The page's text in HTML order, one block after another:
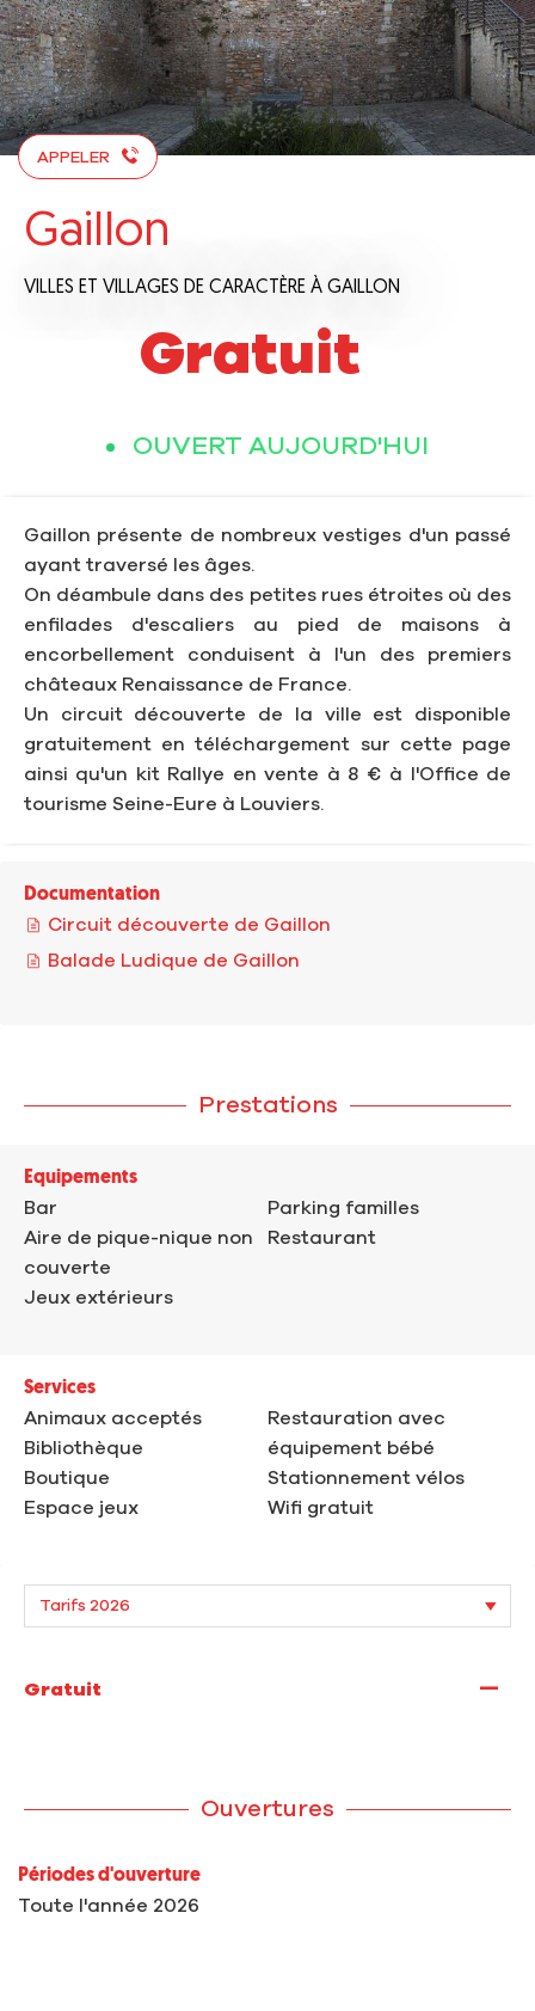
APPELER
Gaillon
VILLES ET VILLAGES DE CARACTÈRE À GAILLON
Gratuit
OUVERT AUJOURD'HUI
Gaillon présente de nombreux vestiges d'un passé
ayant traversé les âges.
On déambule dans des petites rues étroites où des
enfilades d'escaliers au pied de maisons à
encorbellement conduisent à l'un des premiers
châteaux Renaissance de France.
Un circuit découverte de la ville est disponible
gratuitement en téléchargement sur cette page
ainsi qu'un kit Rallye en vente à 8 € à l'Office de
tourisme Seine-Eure à Louviers.
Documentation
Circuit découverte de Gaillon
Balade Ludique de Gaillon
Prestations
Equipements
Bar
Aire de pique-nique non
couverte
Jeux extérieurs
Parking familles
Restaurant
Services
Animaux acceptés
Bibliothèque
Boutique
Espace jeux
Restauration avec
équipement bébé
Stationnement vélos
Wifi gratuit
Gratuit —
Ouvertures
Périodes d'ouverture
Toute l'année 2026